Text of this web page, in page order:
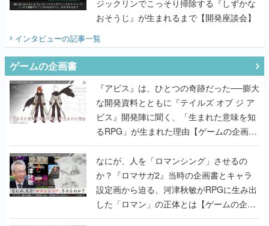
ジックリンでこっそり掃除する『しずかな
おそうじ』が生まれるまで【開発座談会】
インタビューの記事一覧
ゲームの企画書
『アビス』は、ひとつの奇跡だった──膨大
な開発資料とともに『テイルズ オブ ジ ア
ビス』開発陣に聞く、「生まれた意味を知
るRPG」が生まれた理由【ゲームの企画
書】
なにが、人を「ロマンシング」させるの
か？『ロマサガ2』当時の企画書とキャラ
設定画から迫る、河津秋敏がRPGに生み出
した「ロマン」の正体とは【ゲームの企画
書】